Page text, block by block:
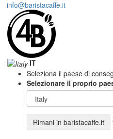
info@baristacaffe.it
IT
Seleziona il paese di
Selezionare il proprio
Rimani in baristacaffe.it